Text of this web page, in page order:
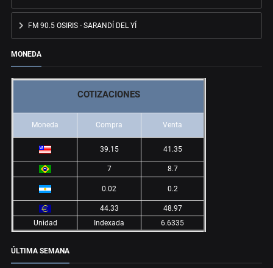
FM 90.5 OSIRIS - SARANDÍ DEL YÍ
MONEDA
COTIZACIONES
Moneda Compra Venta
39.15 41.35
7 8.7
0.02 0.2
44.33
48.97
Unidad
Indexada 6.6335
ÚLTIMA SEMANA